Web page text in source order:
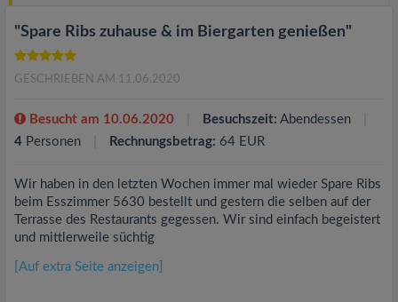
"Spare Ribs zuhause & im Biergarten genießen"
GESCHRIEBEN AM 11.06.2020
Besucht am 10.06.2020 Besuchszeit: Abendessen
4 Personen Rechnungsbetrag: 64 EUR
Wir haben in den letzten Wochen immer mal wieder Spare Ribs
beim Esszimmer 5630 bestellt und gestern die selben auf der
Terrasse des Restaurants gegessen. Wir sind einfach begeistert
und mittlerweile süchtig
[Auf extra Seite anzeigen]